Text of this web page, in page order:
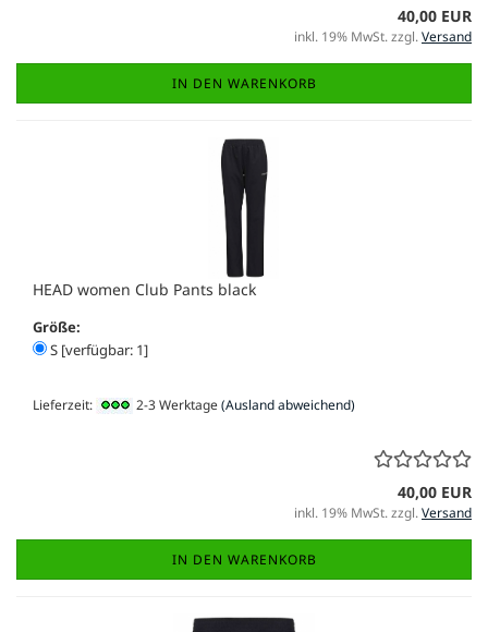
40,00 EUR
inkl. 19% MwSt. zzgl.Versand
IN DEN WARENKORB
HEAD women Club Pants black
Größe:
S [verfügbar: 1]
Lieferzeit: 2-3 Werktage(Ausland abweichend)
40,00 EUR
inkl. 19% MwSt. zzgl.Versand
IN DEN WARENKORB